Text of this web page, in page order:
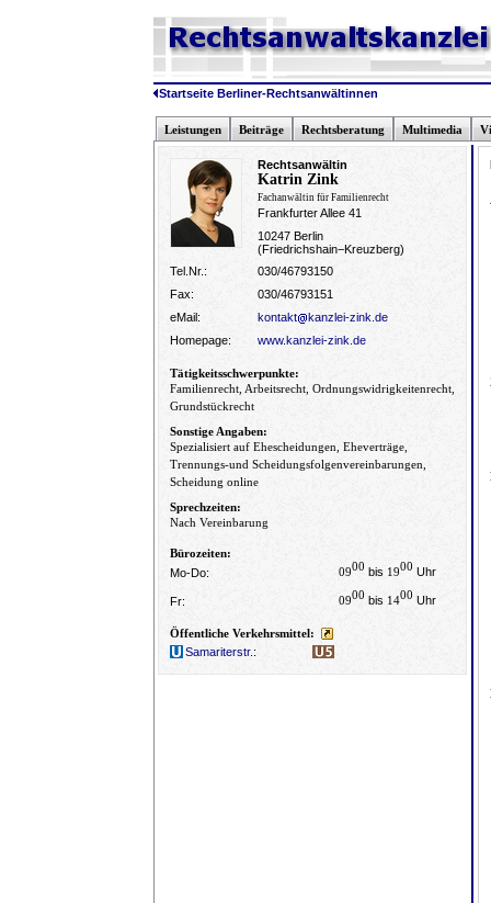
Startseite Berliner-Rechtsanwältinnen
Leistungen Beiträge Rechtsberatung Multimedia
Rechtsanwältin
Katrin Zink
Fachanwältin für Familienrecht
Frankfurter Allee 41
10247 Berlin
(Friedrichshain−Kreuzberg)
Tel.Nr.:
030/46793150
Fax:
030/46793151
eMail:
kontakt
kanzlei-zink.de
Homepage:
www.kanzlei-zink.de
Tätigkeitsschwerpunkte:
Familienrecht, Arbeitsrecht, Ordnungswidrigkeitenrecht,
Grundstückrecht
Sonstige Angaben:
Spezialisiert auf Ehescheidungen, Eheverträge,
Trennungs-und Scheidungsfolgenvereinbarungen,
Scheidung online
Sprechzeiten:
Nach Vereinbarung
Bürozeiten:
Mo-Do:
0900 bis 1900 Uhr
Fr: 0900 bis 1400 Uhr
Öffentliche Verkehrsmittel:
Samariterstr. :